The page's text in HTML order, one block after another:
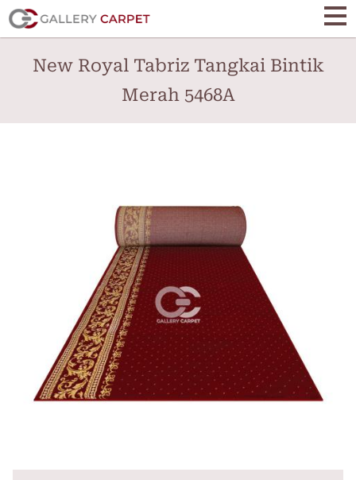
Skip
to
contentNew Royal Tabriz Tangkai Bintik
Merah 5468A